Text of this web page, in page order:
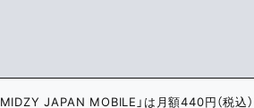
MIDZY JAPAN MOBILE」は月額440円（税込